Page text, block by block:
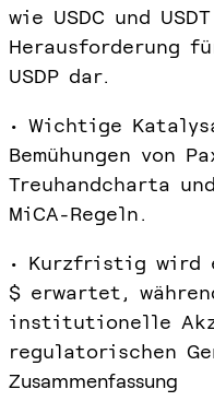
wie USDC und
Herausforderung
USDP dar.
• Wichtige
Bemühungen von
Treuhandcharta
MiCA-Regeln.
• Kurzfristig wird
$ erwartet,
institutionelle
regulatorischen
Zusammenfassung